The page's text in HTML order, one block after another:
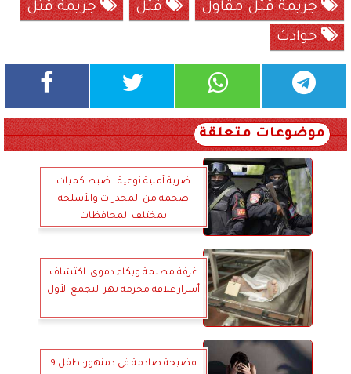
جريمة قتل مقاول
قتل
جريمة قتل
حوادث
موضوعات متعلقة
ضربة أمنية نوعية.. ضبط كميات
ضخمة من المخدرات والأسلحة
بمختلف المحافظات
غرفة مظلمة وبكاء دموي: اكتشاف
أسرار علاقة محرمة تهز التجمع الأول
فضيحة صادمة في دمنهور: طفل 9